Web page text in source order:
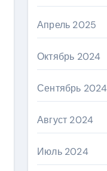
Апрель 2025
Октябрь 2024
Сентябрь 2024
Август 2024
Июль 2024